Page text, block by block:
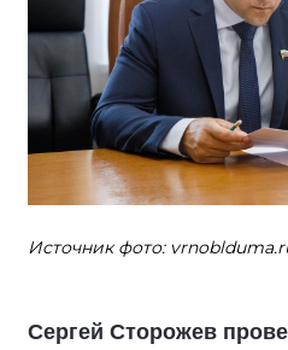
Источник фото:
Сергей Сторожев